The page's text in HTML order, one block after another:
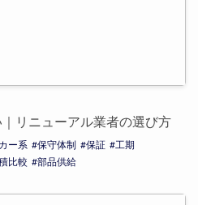
リニューアル業者の選び方
ー系 保守体制 保証
工期
比較 部品供給